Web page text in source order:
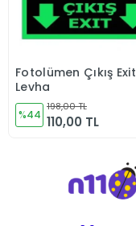
Sepete Ekle
Fotolümen Çıkış Exit
Levha
%44
198,00 TL
110,00 TL